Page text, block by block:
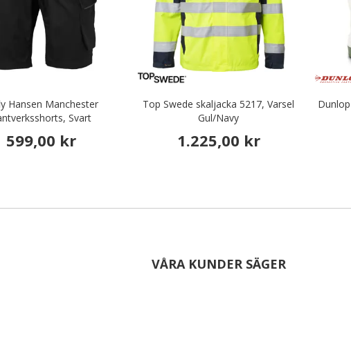
Hansen Manchester
Svart
599,00 kr
Top Swede skaljacka 5217, Varsel
Gul/Navy
1.225,00 kr
VÅRA KUNDER SÄGER